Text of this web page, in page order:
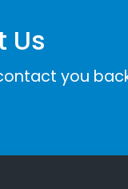
Us
you